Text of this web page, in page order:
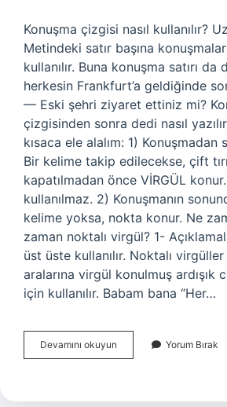
Konuşma çizgisi nasıl kullanılır?
Metindeki satır başına
kullanılır. Buna konuşma satırı da
herkesin Frankfurt’a geldiğinde
— Eski şehri ziyaret ettiniz mi?
çizgisinden sonra dedi nasıl
kısaca ele alalım: 1) Konuşmadan
Bir kelime takip edilecekse, çift
kapatılmadan önce VİRGÜL
kullanılmaz. 2) Konuşmanın
kelime yoksa, nokta konur. Ne
zaman noktalı virgül? 1-
üst üste kullanılır. Noktalı
aralarına virgül konulmuş ardışık
için kullanılır. Babam bana “Her…
Devamını okuyun Konuşma
Çizgisinden
Mü
Yorum Bırak